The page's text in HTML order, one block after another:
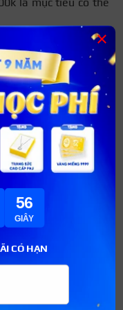
Tik Tok Shop và
cận đối với khách
từ 5 – 20 triệu đồng
có thể đạt 40 – 60%
CÓ HẠN
55
GIÂY
×